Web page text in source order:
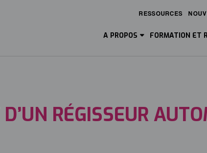
Menu
RESSOURCES
A PROPOS FORMATION ET
RÉGISSEUR